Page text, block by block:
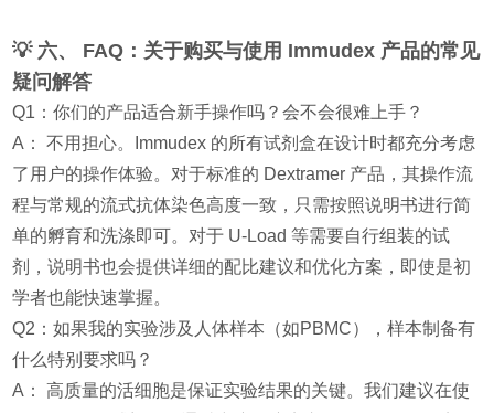
💡 六、 FAQ：关于购买与使用 Immudex 产品的常见
疑问解答
Q1：你们的产品适合新手操作吗？会不会很难上手？
A： 不用担心。Immudex 的所有试剂盒在设计时都充分考虑
了用户的操作体验。对于标准的 Dextramer 产品，其操作流
程与常规的流式抗体染色高度一致，只需按照说明书进行简
单的孵育和洗涤即可。对于 U-Load 等需要自行组装的试
剂，说明书也会提供详细的配比建议和优化方案，即使是初
学者也能快速掌握。
Q2：如果我的实验涉及人体样本（如PBMC），样本制备有
什么特别要求吗？
A： 高质量的活细胞是保证实验结果的关键。我们建议在使